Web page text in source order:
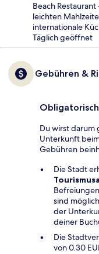
Beach
leichten
internationale
Täglich geöffnet
Gebühren &
Du wirst
Unterkunft
Gebühren
Die Stadt
sind
der
deiner
Die
von 0.30